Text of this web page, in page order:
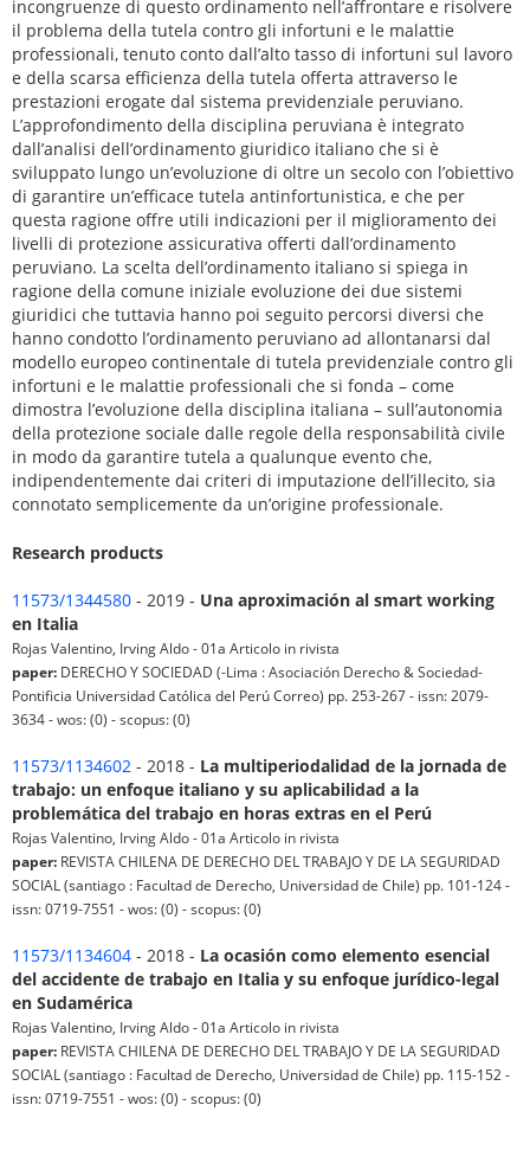
incongruenze di questo ordinamento nell’affrontare e risolvere
il problema della tutela contro gli infortuni e le malattie
professionali, tenuto conto dall’alto tasso di infortuni sul lavoro
e della scarsa efficienza della tutela offerta attraverso le
prestazioni erogate dal sistema previdenziale peruviano.
L’approfondimento della disciplina peruviana è integrato
dall’analisi dell’ordinamento giuridico italiano che si è
sviluppato lungo un’evoluzione di oltre un secolo con l’obiettivo
di garantire un’efficace tutela antinfortunistica, e che per
questa ragione offre utili indicazioni per il miglioramento dei
livelli di protezione assicurativa offerti dall’ordinamento
peruviano. La scelta dell’ordinamento italiano si spiega in
ragione della comune iniziale evoluzione dei due sistemi
giuridici che tuttavia hanno poi seguito percorsi diversi che
hanno condotto l’ordinamento peruviano ad allontanarsi dal
modello europeo continentale di tutela previdenziale contro gli
infortuni e le malattie professionali che si fonda – come
dimostra l’evoluzione della disciplina italiana – sull’autonomia
della protezione sociale dalle regole della responsabilità civile
in modo da garantire tutela a qualunque evento che,
indipendentemente dai criteri di imputazione dell’illecito, sia
connotato semplicemente da un’origine professionale.
Research products
11573/1344580 - 2019 - Una aproximación al smart working
en Italia
Rojas Valentino, Irving Aldo - 01a Articolo in rivista
paper: DERECHO Y SOCIEDAD (-Lima : Asociación Derecho & Sociedad-
Pontificia Universidad Católica del Perú Correo) pp. 253-267 - issn: 2079-
3634 - wos: (0) - scopus: (0)
11573/1134602 - 2018 - La multiperiodalidad de la jornada de
trabajo: un enfoque italiano y su aplicabilidad a la
problemática del trabajo en horas extras en el Perú
Rojas Valentino, Irving Aldo - 01a Articolo in rivista
paper: REVISTA CHILENA DE DERECHO DEL TRABAJO Y DE LA SEGURIDAD
SOCIAL (santiago : Facultad de Derecho, Universidad de Chile) pp. 101-124 -
issn: 0719-7551 - wos: (0) - scopus: (0)
11573/1134604 - 2018 - La ocasión como elemento esencial
del accidente de trabajo en Italia y su enfoque jurídico-legal
en Sudamérica
Rojas Valentino, Irving Aldo - 01a Articolo in rivista
paper: REVISTA CHILENA DE DERECHO DEL TRABAJO Y DE LA SEGURIDAD
SOCIAL (santiago : Facultad de Derecho, Universidad de Chile) pp. 115-152 -
issn: 0719-7551 - wos: (0) - scopus: (0)